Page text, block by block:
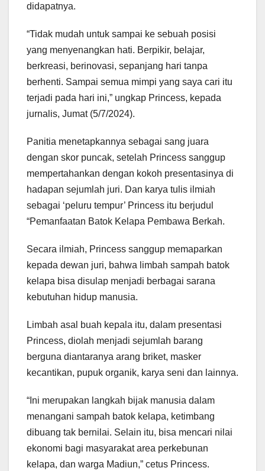
didapatnya.
“Tidak mudah untuk sampai ke sebuah posisi
yang menyenangkan hati. Berpikir, belajar,
berkreasi, berinovasi, sepanjang hari tanpa
berhenti. Sampai semua mimpi yang saya cari itu
terjadi pada hari ini,” ungkap Princess, kepada
jurnalis, Jumat (5/7/2024).
Panitia menetapkannya sebagai sang juara
dengan skor puncak, setelah Princess sanggup
mempertahankan dengan kokoh presentasinya di
hadapan sejumlah juri. Dan karya tulis ilmiah
sebagai ‘peluru tempur’ Princess itu berjudul
“Pemanfaatan Batok Kelapa Pembawa Berkah.
Secara ilmiah, Princess sanggup memaparkan
kepada dewan juri, bahwa limbah sampah batok
kelapa bisa disulap menjadi berbagai sarana
kebutuhan hidup manusia.
Limbah asal buah kepala itu, dalam presentasi
Princess, diolah menjadi sejumlah barang
berguna diantaranya arang briket, masker
kecantikan, pupuk organik, karya seni dan lainnya.
“Ini merupakan langkah bijak manusia dalam
menangani sampah batok kelapa, ketimbang
dibuang tak bernilai. Selain itu, bisa mencari nilai
ekonomi bagi masyarakat area perkebunan
kelapa, dan warga Madiun,” cetus Princess.